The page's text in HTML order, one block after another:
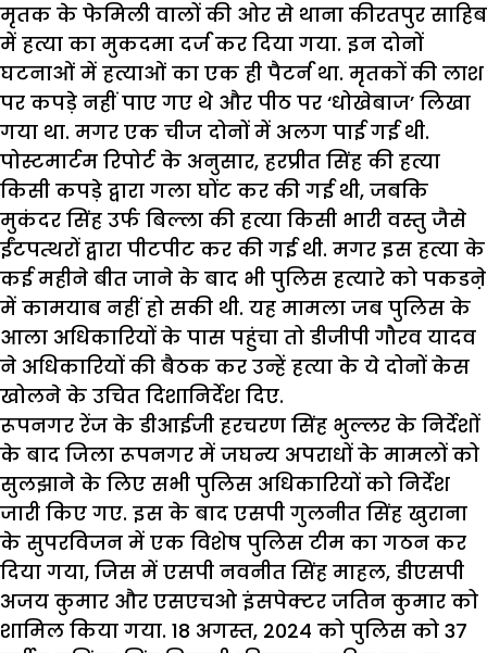
मृतक के फेमिली वालों की ओर से थाना कीरतपुर साहिब
में हत्या का मुकदमा दर्ज कर दिया गया. इन दोनों
घटनाओं में हत्याओं का एक ही पैटर्न था. मृतकों की लाश
पर कपड़े नहीं पाए गए थे और पीठ पर ‘धोखेबाज’ लिखा
गया था. मगर एक चीज दोनों में अलग पाई गई थी.
पोस्टमार्टम रिपोर्ट के अनुसार, हरप्रीत सिंह की हत्या
किसी कपड़े द्वारा गला घोंट कर की गई थी, जबकि
मुकंदर सिंह उर्फ बिल्ला की हत्या किसी भारी वस्तु जैसे
ईंटपत्थरों द्वारा पीटपीट कर की गई थी. मगर इस हत्या के
कई महीने बीत जाने के बाद भी पुलिस हत्यारे को पकडऩे
में कामयाब नहीं हो सकी थी. यह मामला जब पुलिस के
आला अधिकारियों के पास पहुंचा तो डीजीपी गौरव यादव
ने अधिकारियों की बैठक कर उन्हें हत्या के ये दोनों केस
खोलने के उचित दिशानिर्देश दिए.
रूपनगर रेंज के डीआईजी हरचरण सिंह भुल्लर के निर्देशों
के बाद जिला रूपनगर में जघन्य अपराधों के मामलों को
सुलझाने के लिए सभी पुलिस अधिकारियों को निर्देश
जारी किए गए. इस के बाद एसपी गुलनीत सिंह खुराना
के सुपरविजन में एक विशेष पुलिस टीम का गठन कर
दिया गया, जिस में एसपी नवनीत सिंह माहल, डीएसपी
अजय कुमार और एसएचओ इंसपेक्टर जतिन कुमार को
शामिल किया गया. 18 अगस्त, 2024 को पुलिस को 37